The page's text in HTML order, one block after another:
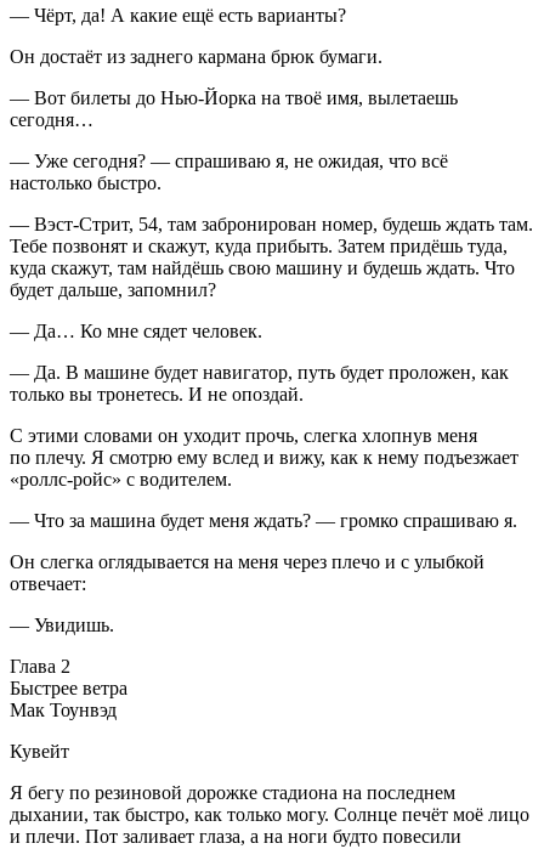
— Чёрт, да! А какие ещё есть варианты?
Он достаёт из заднего кармана брюк бумаги.
— Вот билеты до Нью-Йорка на твоё имя, вылетаешь
сегодня…
— Уже сегодня? — спрашиваю я, не ожидая, что всё
настолько быстро.
— Вэст-Стрит, 54, там забронирован номер, будешь ждать там.
Тебе позвонят и скажут, куда прибыть. Затем придёшь туда,
куда скажут, там найдёшь свою машину и будешь ждать. Что
будет дальше, запомнил?
— Да… Ко мне сядет человек.
— Да. В машине будет навигатор, путь будет проложен, как
только вы тронетесь. И не опоздай.
С этими словами он уходит прочь, слегка хлопнув меня
по плечу. Я смотрю ему вслед и вижу, как к нему подъезжает
«роллс-ройс» с водителем.
— Что за машина будет меня ждать? — громко спрашиваю я.
Он слегка оглядывается на меня через плечо и с улыбкой
отвечает:
— Увидишь.
Глава 2
Быстрее ветра
Мак Тоунвэд
Кувейт
Я бегу по резиновой дорожке стадиона на последнем
дыхании, так быстро, как только могу. Солнце печёт моё лицо
и плечи. Пот заливает глаза, а на ноги будто повесили